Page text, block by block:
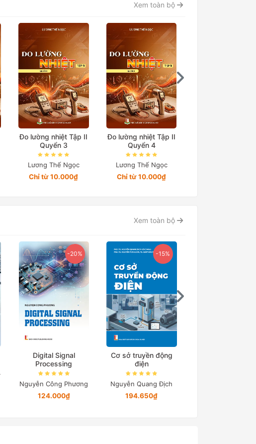
Xem toàn bộ
Đo lường nhiệt Tập II
Quyển 3
Lương Thế Ngọc
Chỉ từ 10.000₫
Đo lường nhiệt Tập II
Quyển 4
Lương Thế Ngọc
Chỉ từ 10.000₫
Xem toàn bộ
-20%
Digital Signal
Processing
Nguyễn Công Phương
124.000₫
-15%
Cơ sở truyền động
điện
Nguyễn Quang Địch
194.650₫